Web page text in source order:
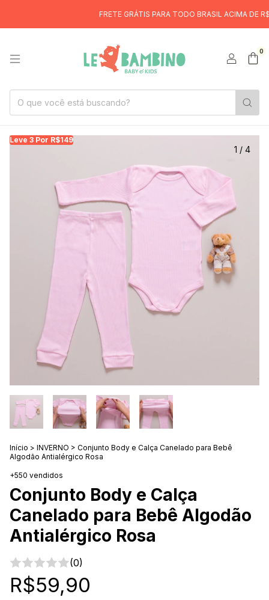
FRETE GRÁTIS PARA TODO BRASIL ACIMA DE R$299 6X
0
Leve 3 Por R$149
1 / 4
Início > INVERNO > Conjunto Body e Calça Canelado para Bebê
Algodão Antialérgico Rosa
+550 vendidos
Conjunto Body e Calça
Canelado para Bebê Algodão
Antialérgico Rosa
(0)
R$59,90